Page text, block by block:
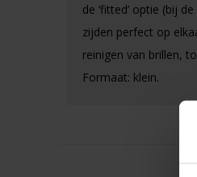
de ‘fitted’ optie (bij
zijden perfect op
reinigen van brillen,
Formaat: klein.